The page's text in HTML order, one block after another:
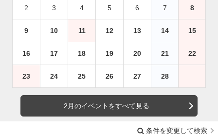
2 3 4 5 6 7 8
9 10 11 12 13 14 15
16 17 18 19 20 21 22
23 24 25 26 27 28
2月のイベントをすべて見る
条件を変更して検索